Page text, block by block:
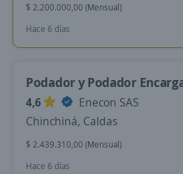
$ 2.200.000,00 (Mensual)
Hace 6 días
Podador y Podador
4,6
Enecon SAS
Chinchiná, Caldas
$ 2.439.310,00 (Mensual)
Hace 6 días